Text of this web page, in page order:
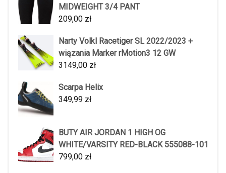
MIDWEIGHT 3/4 PANT
209,00 zł
Narty Volkl Racetiger SL 2022/2023 +
wiązania Marker rMotion3 12 GW
3149,00 zł
Scarpa Helix
349,99 zł
BUTY AIR JORDAN 1 HIGH OG
WHITE/VARSITY RED-BLACK 555088-101
799,00 zł